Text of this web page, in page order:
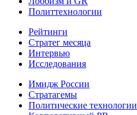
Политтехнологии
Рейтинги
Стратег месяца
Интервью
Исследования
Имидж России
Стратагемы
Политические технологии